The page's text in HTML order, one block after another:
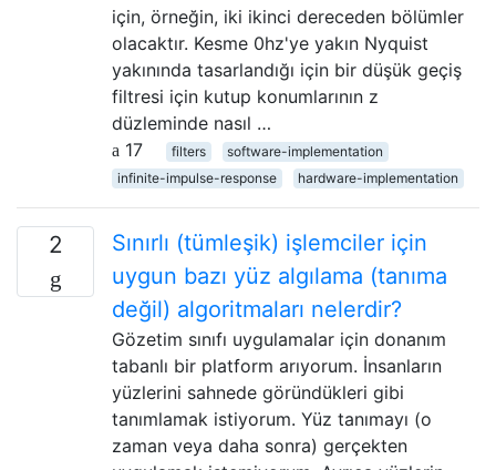
için, örneğin, iki ikinci dereceden bölümler
olacaktır. Kesme 0hz'ye yakın Nyquist
yakınında tasarlandığı için bir düşük geçiş
filtresi için kutup konumlarının z
düzleminde nasıl …
17
filters
software-implementation
infinite-impulse-response
hardware-implementation
2
Sınırlı (tümleşik) işlemciler için
uygun bazı yüz algılama (tanıma
değil) algoritmaları nelerdir?
Gözetim sınıfı uygulamalar için donanım
tabanlı bir platform arıyorum. İnsanların
yüzlerini sahnede göründükleri gibi
tanımlamak istiyorum. Yüz tanımayı (o
zaman veya daha sonra) gerçekten